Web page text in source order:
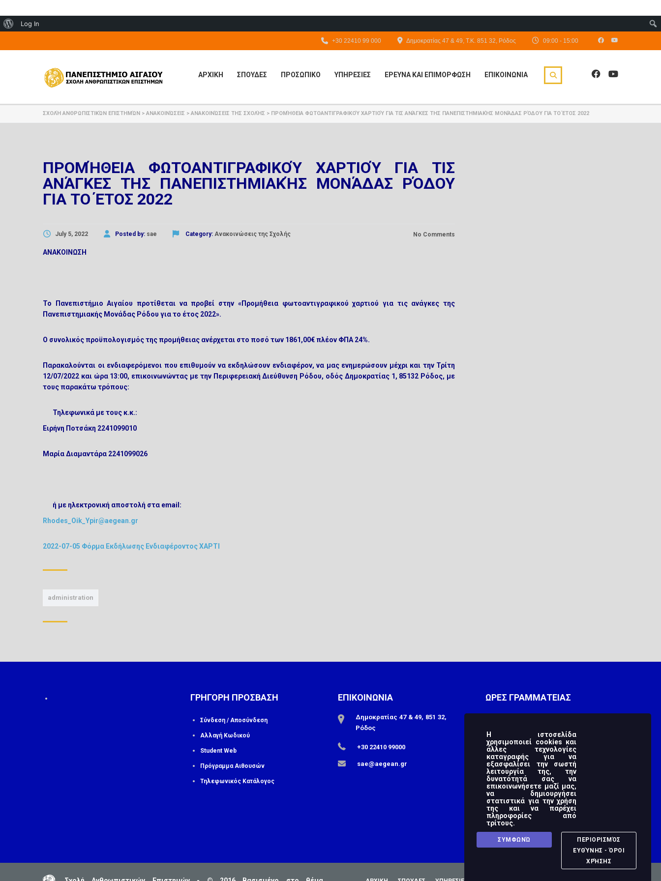
About
Log In
09:00 - 15:00
Δημοκρατίας 47 & 49, Τ.Κ. 851 32, Ρόδος
+30 22410 99 000
ΑΡΧΙΚΗ ΣΠΟΥΔΕΣ ΠΡΟΣΩΠΙΚΟ ΥΠΗΡΕΣΙΕΣ ΕΡΕΥΝΑ ΚΑΙ ΕΠΙΜΟΡΦΩΣΗ ΕΠΙΚΟΙΝΩΝΙΑ
ΣΧΟΛΉ ΑΝΘΡΩΠΙΣΤΙΚΏΝ ΕΠΙΣΤΗΜΏΝ > ΑΝΑΚΟΙΝΏΣΕΙΣ > ΑΝΑΚΟΙΝΏΣΕΙΣ ΤΗΣ ΣΧΟΛΉΣ > ΠΡΟΜΉΘΕΙΑ ΦΩΤΟΑΝΤΙΓΡΑΦΙΚΟΎ ΧΑΡΤΙΟΎ ΓΙΑ ΤΙΣ ΑΝΆΓΚΕΣ ΤΗΣ ΠΑΝΕΠΙΣΤΗΜΙΑΚΉΣ ΜΟΝΆΔΑΣ ΡΌΔΟΥ ΓΙΑ ΤΟ ΈΤΟΣ 2022
ΠΡΟΜΉΘΕΙΑ ΦΩΤΟΑΝΤΙΓΡΑΦΙΚΟΎ ΧΑΡΤΙΟΎ ΓΙΑ ΤΙΣ
ΑΝΆΓΚΕΣ ΤΗΣ ΠΑΝΕΠΙΣΤΗΜΙΑΚΉΣ ΜΟΝΆΔΑΣ ΡΌΔΟΥ
ΓΙΑ ΤΟ ΈΤΟΣ 2022
July 5, 2022 Posted by: sae Category: Ανακοινώσεις της Σχολής No Comments
ΑΝΑΚΟΙΝΩΣΗ
Το Πανεπιστήμιο Αιγαίου προτίθεται να προβεί στην «Προμήθεια φωτοαντιγραφικού χαρτιού για τις ανάγκες της
Πανεπιστημιακής Μονάδας Ρόδου για το έτος 2022».
Ο συνολικός προϋπολογισμός της προμήθειας ανέρχεται στο ποσό των 1861,00€ πλέον ΦΠΑ 24%.
Παρακαλούνται οι ενδιαφερόμενοι που επιθυμούν να εκδηλώσουν ενδιαφέρον, να μας ενημερώσουν μέχρι και την Τρίτη
12/07/2022 και ώρα 13:00, επικοινωνώντας με την Περιφερειακή Διεύθυνση Ρόδου, οδός Δημοκρατίας 1, 85132 Ρόδος, με
τους παρακάτω τρόπους:
Τηλεφωνικά με τους κ.κ.:
Ειρήνη Ποτσάκη 2241099010
Μαρία Διαμαντάρα 2241099026
ή με ηλεκτρονική αποστολή στα email:
Rhodes_Oik_Ypir@aegean.gr
2022-07-05 Φόρμα Εκδήλωσης Ενδιαφέροντος ΧΑΡΤΙ
administration
ΓΡΗΓΟΡΗ ΠΡΟΣΒΑΣΗ
Σύνδεση / Αποσύνδεση
Αλλαγή Κωδικού
Student Web
Πρόγραμμα Αιθουσών
Τηλεφωνικός Κατάλογος
ΕΠΙΚΟΙΝΩΝΙΑ
Δημοκρατίας 47 & 49, 851 32,
Ρόδος
+30 22410 99000
sae@aegean.gr
ΩΡΕΣ ΓΡΑΜΜΑΤΕΙΑΣ
Tuesday 9:00 πμ - 3:00 μμ
Wednesday 9:00 πμ - 3:00 μμ
Thursday 9:00 πμ - 3:00 μμ
Friday 9:00 πμ - 3:00 μμ
Saturday
Sunday
Η ιστοσελίδα
χρησιμοποιεί cookies και
άλλες τεχνολογίες
καταγραφής για να
εξασφαλίσει την σωστή
λειτουργία της, την
δυνατότητά σας να
επικοινωνήσετε μαζί μας,
να δημιουργήσει
στατιστικά για την χρήση
της και να παρέχει
πληροφορίες από
τρίτους.
ΣΥΜΦΩΝΏ
ΠΕΡΙΟΡΙΣΜΌΣ
ΕΥΘΎΝΗΣ - ΌΡΟΙ
ΧΡΉΣΗΣ